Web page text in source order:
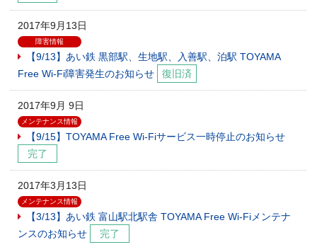
2017年9月13日
障害情報
【9/13】あい鉄 黒部駅、生地駅、入善駅、泊駅 TOYAMA
Free Wi-Fi障害発生のお知らせ
復旧済
2017年9月 9日
メンテナンス情報
【9/15】TOYAMA Free Wi-Fiサービス一時停止のお知らせ
完了
2017年3月13日
メンテナンス情報
【3/13】あい鉄 富山駅北駅舎 TOYAMA Free Wi-Fiメンテナ
ンスのお知らせ
完了